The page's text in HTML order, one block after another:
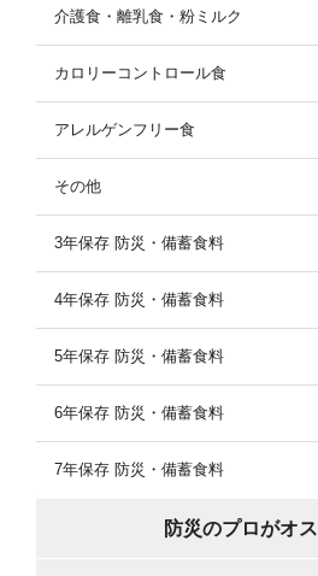
介護食・離乳食・粉ミルク
カロリーコントロール食
アレルゲンフリー食
その他
3年保存 防災・備蓄食料
4年保存 防災・備蓄食料
5年保存 防災・備蓄食料
6年保存 防災・備蓄食料
7年保存 防災・備蓄食料
防災のプロがオス